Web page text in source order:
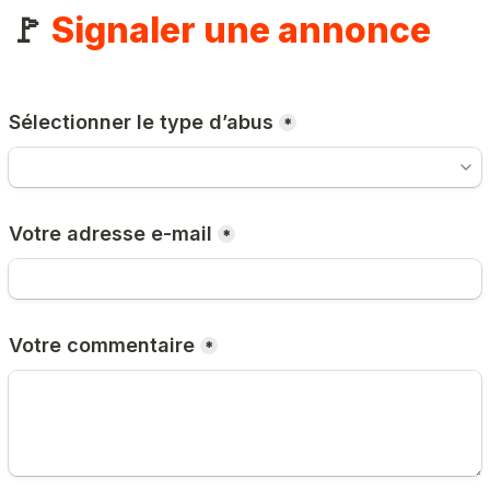
🚩 Signaler une annonce
Sélectionner le type d’abus *
Votre adresse e-mail *
Votre commentaire *